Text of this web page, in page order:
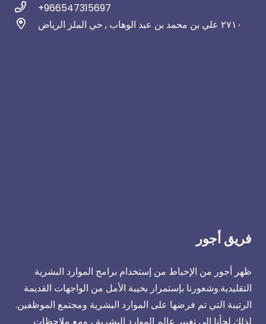
+966547315697
٢٧١٠ علي بن محمد بن عبد الوهاب , حي الملز الرياض
فريق أجور
ظهر أجور من الإحباط من إستخدام برامج الموارد البشرية
التقليدية.وشعورنا بإستمرار بخيبة الأمل من الواجهات القديمة
الرتيبة التي تم فرضها على الموارد البشرية ومجتمع الموظفين.
لذلك لجأنا إلى تغيير عالم الموارد البشرية ، ومع ملاحظات